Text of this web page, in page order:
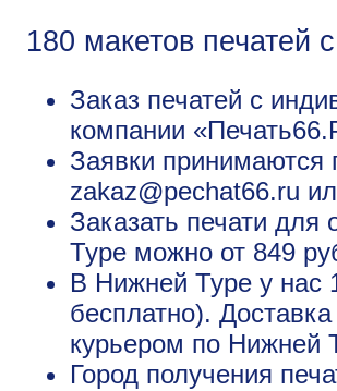
180 макетов печатей
Заказ печатей с
компании
Заявки принимаются
zakaz@pechat66.ru
Заказать печати
Туре можно от 849
В Нижней Туре у нас
бесплатно).
курьером по Нижней
Город получения